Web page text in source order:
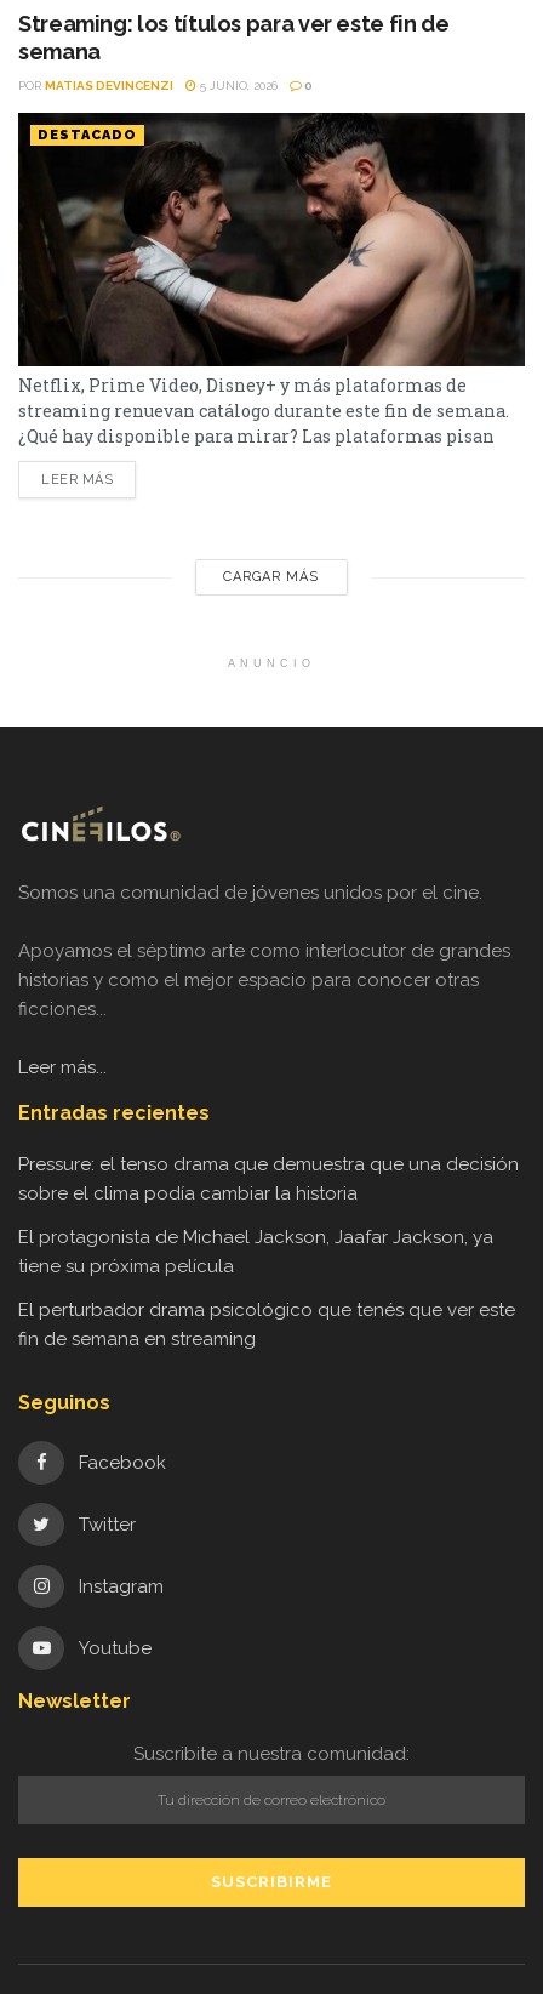
disponibles para ver en el
servicio de streaming el mismo día de su lanzamiento. La
noticia llega después del...
Streaming: los títulos para ver este fin de
semana
POR MATIAS DEVINCENZI 5 JUNIO, 2026 0
DESTACADO
Netflix, Prime Video, Disney+ y más plataformas de
streaming renuevan catálogo durante este fin de semana.
¿Qué hay disponible para mirar? Las plataformas pisan
fuerte con una batería de lanzamientos que combinan
producciones locales y adaptaciones ambiciosas. De Netflix
LEER MÁS
CARGAR MÁS
ANUNCIO
Somos una comunidad de jóvenes unidos por el cine.
Apoyamos el séptimo arte como interlocutor de grandes
historias y como el mejor espacio para conocer otras
ficciones...
Leer más...
Entradas recientes
Pressure: el tenso drama que demuestra que una decisión
sobre el clima podía cambiar la historia
El protagonista de Michael Jackson, Jaafar Jackson, ya
tiene su próxima película
El perturbador drama psicológico que tenés que ver este
fin de semana en streaming
Seguinos
Facebook
Twitter
Instagram
Youtube
Newsletter
Suscribite a nuestra comunidad: